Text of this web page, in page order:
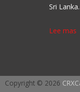
Sri Lanka.
Lee mas
Copyright © 2026